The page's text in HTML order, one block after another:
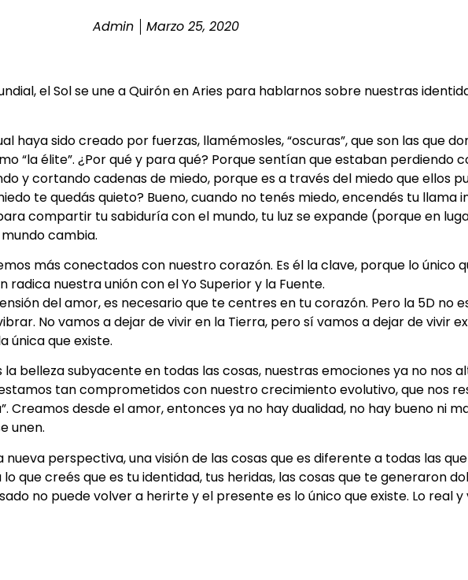
Admin Marzo 25, 2020
el Sol se une a Quirón en Aries para hablarnos sobre nuestras
haya sido creado por fuerzas, llamémosles, “oscuras”, que son las que
“la élite”. ¿Por qué y para qué? Porque sentían que estaban perdiendo
y cortando cadenas de miedo, porque es a través del miedo que ellos
te quedás quieto? Bueno, cuando no tenés miedo, encendés tu llama
compartir tu sabiduría con el mundo, tu luz se expande (porque en
cambia.
más conectados con nuestro corazón. Es él la clave, porque lo único
nuestra unión con el Yo Superior y la Fuente.
del amor, es necesario que te centres en tu corazón. Pero la 5D no
No vamos a dejar de vivir en la Tierra, pero sí vamos a dejar de vivir
única que existe.
belleza subyacente en todas las cosas, nuestras emociones ya no nos
tan comprometidos con nuestro crecimiento evolutivo, que nos
Creamos desde el amor, entonces ya no hay dualidad, no hay bueno ni
unen.
perspectiva, una visión de las cosas que es diferente a todas las
que creés que es tu identidad, tus heridas, las cosas que te generaron
no puede volver a herirte y el presente es lo único que existe. Lo real